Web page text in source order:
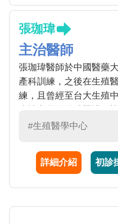
張珈瑋
主治醫師
張珈瑋醫師於中國醫藥
產科訓練，之後在生殖
練，且曾經至台大生殖
於生殖內分泌異常，且
能搭配生育計畫一併安
#生殖醫學中心
詳細介紹 初診